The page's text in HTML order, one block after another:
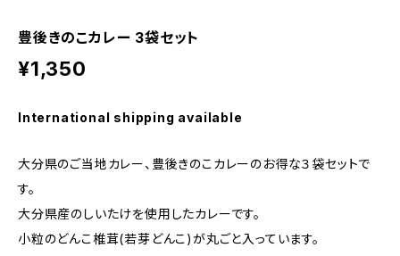
豊後きのこカレー 3袋セット
¥1,350
International shipping available
大分県のご当地カレー、豊後きのこカレーのお得な３袋セットで
す。
大分県産のしいたけを使用したカレーです。
小粒のどんこ椎茸(若芽どんこ)が丸ごと入っています。